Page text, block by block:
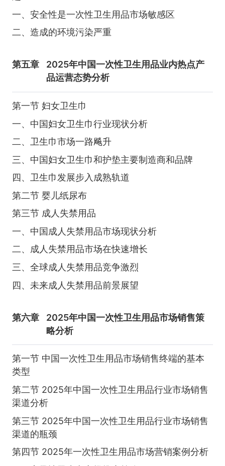
一、安全性是一次性卫生用品市场敏感区
二、造成的环境污染严重
第五章
2025年中国一次性卫生用品业内热点产
品运营态势分析
第一节 妇女卫生巾
一、中国妇女卫生巾行业现状分析
二、卫生巾市场一路飚升
三、中国妇女卫生巾和护垫主要制造商和品牌
四、卫生巾发展步入成熟轨道
第二节 婴儿纸尿布
第三节 成人失禁用品
一、中国成人失禁用品市场现状分析
二、成人失禁用品市场在快速增长
三、全球成人失禁用品竞争激烈
四、未来成人失禁用品前景展望
第六章
2025年中国一次性卫生用品市场销售策
略分析
第一节 中国一次性卫生用品市场销售终端的基本
类型
第二节 2025年中国一次性卫生用品行业市场销售
渠道分析
第三节 2025年中国一次性卫生用品行业市场销售
渠道的瓶颈
第四节 2025年一次性卫生用品市场营销案例分析